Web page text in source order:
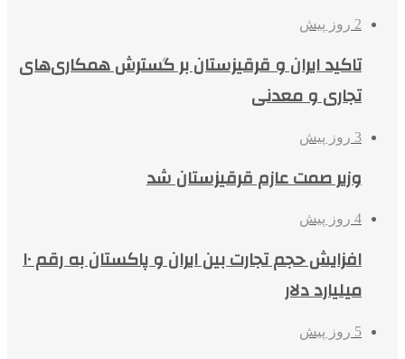
2 روز پیش
تاکید ایران و قرقیزستان بر گسترش همکاری‌های
تجاری و معدنی
3 روز پیش
وزیر صمت عازم قرقیزستان شد
4 روز پیش
افزایش حجم تجارت بین ایران و پاکستان به رقم ۱۰
میلیارد دلار
5 روز پیش